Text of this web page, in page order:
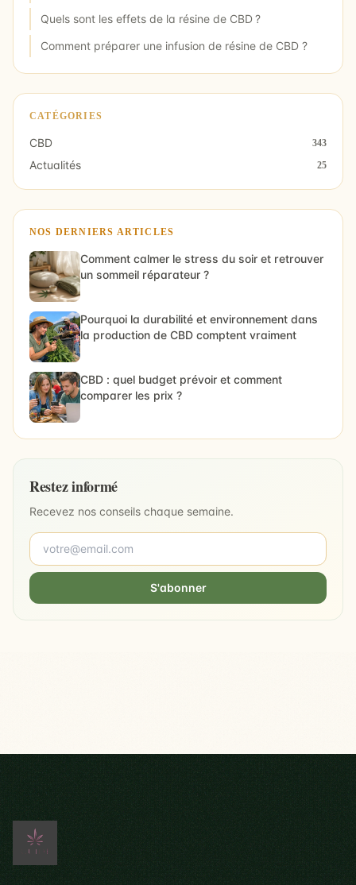
Quels sont les effets de la résine de CBD ?
Comment préparer une infusion de résine de CBD ?
CATÉGORIES
CBD 343
Actualités 25
NOS DERNIERS ARTICLES
Comment calmer le stress du soir et retrouver
un sommeil réparateur ?
Pourquoi la durabilité et environnement dans
la production de CBD comptent vraiment
CBD : quel budget prévoir et comment
comparer les prix ?
Restez informé
Recevez nos conseils chaque semaine.
S'abonner